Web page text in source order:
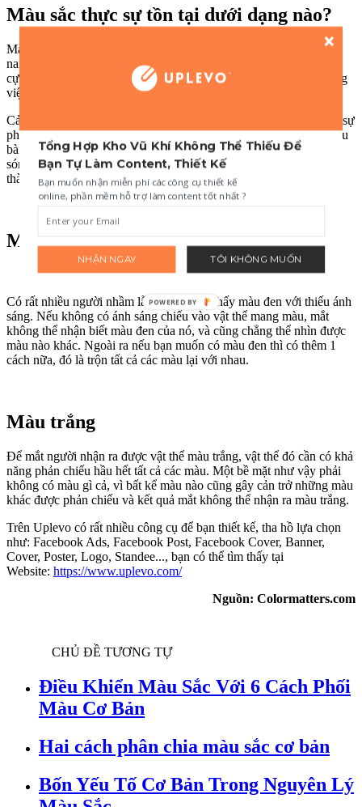
Màu sắc thực sự tồn tại dưới dạng nào?
Màu sắc hầu hết là những năng lượng điện tử kích thước vài
nanomet. Chỉ có một số hiếm các sinh vật may mắn sở hữu thị lực
cực tốt mới có thể thấy được. Còn mắt người thì đành bất lực trong
việc xử lý các năng lượng điện tử như sóng radio, tia bức xạ,...
Cảm giác nhìn được mà chúng ta thường có chẳng qua chỉ là một sự
phản ánh lại. Quay trở lại với việc chúng tôi yêu cầu bạn làm ở đầu
bài viết, bạn thấy màu đỏ nhờ các tế bào hình nón tiếp nhận bước
sóng dài trong khoảng 700-760nm và gửi thông tin cho não dịch
thành màu đỏ.
Màu đen
Có rất nhiều người nhầm lẫn đánh đồng thấy màu đen với thiếu ánh
sáng. Nếu không có ánh sáng chiếu vào vật thể mang màu, mắt
không thể nhận biết màu đen của nó, và cũng chẳng thể nhìn được
màu nào khác. Ngoài ra nếu bạn muốn có màu đen thì có thêm 1
cách nữa, đó là trộn tất cả các màu lại với nhau.
Màu trắng
Để mắt người nhận ra được vật thể màu trắng, vật thể đó cần có khả
năng phản chiếu hầu hết tất cả các màu. Một bề mặt như vậy phải
không có màu gì cả, vì bất kể màu nào cũng gây cản trở những màu
khác được phản chiếu và kết quả mắt không thể nhận ra màu trắng.
Trên Uplevo có rất nhiều công cụ để bạn thiết kế, tha hồ lựa chọn
như: Facebook Ads, Facebook Post, Facebook Cover, Banner,
Cover, Poster, Logo, Standee..., bạn có thể tìm thấy tại
Website: https://www.uplevo.com/
Nguồn: Colormatters.com
CHỦ ĐỀ TƯƠNG TỰ
Điều Khiển Màu Sắc Với 6 Cách Phối
Màu Cơ Bản
Hai cách phân chia màu sắc cơ bản
Bốn Yếu Tố Cơ Bản Trong Nguyên Lý
Tổng Hợp Kho Vũ Khí Không Thể Thiếu Để
Bạn Tự Làm Content, Thiết Kế
NHẬN NGAY TÔI KHÔNG MUỐN
Bạn muốn nhận miễn phí các công cụ thiết kế
online, phần mềm hỗ trợ làm content tốt nhất ?
POWERED BY